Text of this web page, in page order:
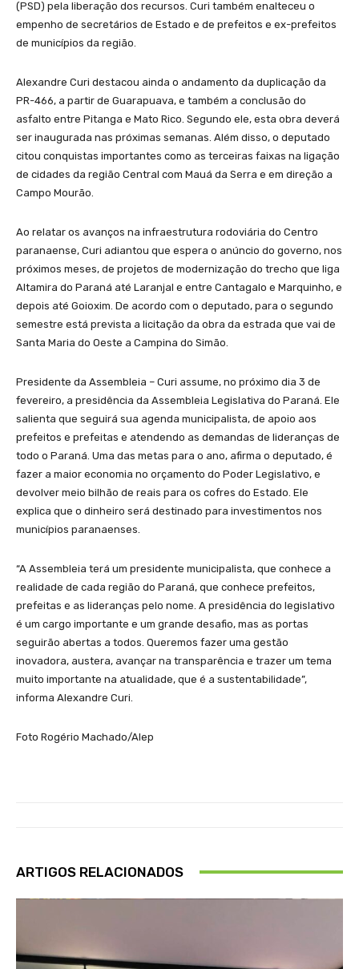
(PSD) pela liberação dos recursos. Curi também enalteceu o
empenho de secretários de Estado e de prefeitos e ex-prefeitos
de municípios da região.
Alexandre Curi destacou ainda o andamento da duplicação da
PR-466, a partir de Guarapuava, e também a conclusão do
asfalto entre Pitanga e Mato Rico. Segundo ele, esta obra deverá
ser inaugurada nas próximas semanas. Além disso, o deputado
citou conquistas importantes como as terceiras faixas na ligação
de cidades da região Central com Mauá da Serra e em direção a
Campo Mourão.
Ao relatar os avanços na infraestrutura rodoviária do Centro
paranaense, Curi adiantou que espera o anúncio do governo, nos
próximos meses, de projetos de modernização do trecho que liga
Altamira do Paraná até Laranjal e entre Cantagalo e Marquinho, e
depois até Goioxim. De acordo com o deputado, para o segundo
semestre está prevista a licitação da obra da estrada que vai de
Santa Maria do Oeste a Campina do Simão.
Presidente da Assembleia – Curi assume, no próximo dia 3 de
fevereiro, a presidência da Assembleia Legislativa do Paraná. Ele
salienta que seguirá sua agenda municipalista, de apoio aos
prefeitos e prefeitas e atendendo as demandas de lideranças de
todo o Paraná. Uma das metas para o ano, afirma o deputado, é
fazer a maior economia no orçamento do Poder Legislativo, e
devolver meio bilhão de reais para os cofres do Estado. Ele
explica que o dinheiro será destinado para investimentos nos
municípios paranaenses.
“A Assembleia terá um presidente municipalista, que conhece a
realidade de cada região do Paraná, que conhece prefeitos,
prefeitas e as lideranças pelo nome. A presidência do legislativo
é um cargo importante e um grande desafio, mas as portas
seguirão abertas a todos. Queremos fazer uma gestão
inovadora, austera, avançar na transparência e trazer um tema
muito importante na atualidade, que é a sustentabilidade”,
informa Alexandre Curi.
Foto Rogério Machado/Alep
ARTIGOS RELACIONADOS